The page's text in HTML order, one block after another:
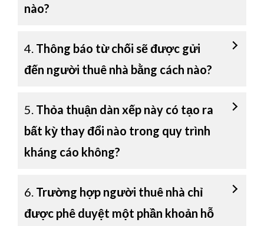
nào?
4. Thông báo từ chối sẽ được gửi
đến người thuê nhà bằng cách nào?
5. Thỏa thuận dàn xếp này có tạo ra
bất kỳ thay đổi nào trong quy trình
kháng cáo không?
6. Trường hợp người thuê nhà chỉ
được phê duyệt một phần khoản hỗ